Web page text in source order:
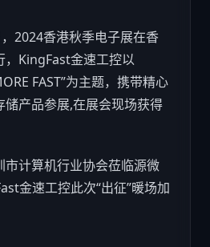
香港秋季电子展在香
，KingFast金速工控以
FAST”为主题，携带精心
产品参展,在展会现场获得
计算机行业协会莅临源微
金速工控此次“出征”暖场加